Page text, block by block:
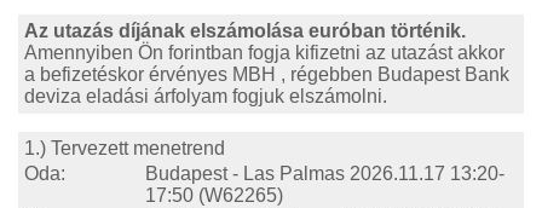
Az utazás díjának elszámolása euróban történik.
Amennyiben Ön forintban fogja kifizetni az utazást akkor
a befizetéskor érvényes MBH , régebben Budapest Bank
deviza eladási árfolyam fogjuk elszámolni.
1.) Tervezett menetrend
Oda:
Budapest - Las Palmas 2026.11.17 13:20-
17:50 (W62265)